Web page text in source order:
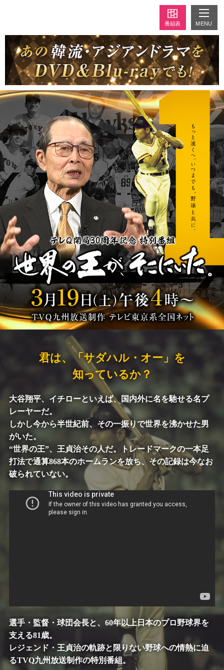
番組表 MENU
君は、「サダハル・オー」を
知っているか？
大谷翔平、イチローといえば、国内外に名を馳せる名プ
レーヤーだ。
しかし今から半世紀前、その一振りで世界を沸かせた男
がいた。
“世界の王”、王貞治その人だ。トレードマークの一本足
打法で通算868本のホームランを放ち、その記録は今なお
破られていない。
選手・監督・球団会長と、60年以上日本のプロ野球界を
支える81歳。
レジェンド・王貞治の軌跡と限りない野球への情熱に迫
るTVQ九州放送制作の特別番組。